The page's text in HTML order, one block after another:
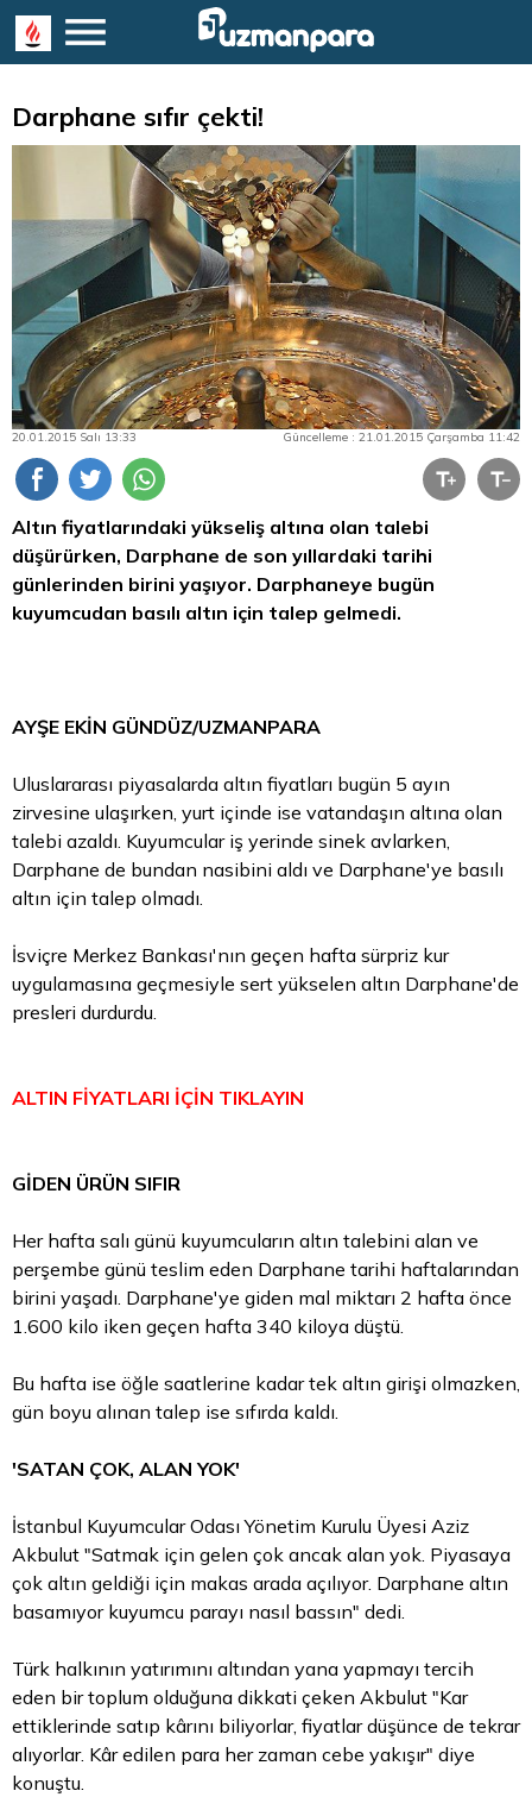
Darphane sıfır çekti!
20.01.2015 Salı 13:33 Güncelleme : 21.01.2015 Çarşamba 11:42
Altın fiyatlarındaki yükseliş altına olan talebi
düşürürken, Darphane de son yıllardaki tarihi
günlerinden birini yaşıyor. Darphaneye bugün
kuyumcudan basılı altın için talep gelmedi.
AYŞE EKİN GÜNDÜZ/UZMANPARA
Uluslararası piyasalarda altın fiyatları bugün 5 ayın
zirvesine ulaşırken, yurt içinde ise vatandaşın altına olan
talebi azaldı. Kuyumcular iş yerinde sinek avlarken,
Darphane de bundan nasibini aldı ve Darphane'ye basılı
altın için talep olmadı.
İsviçre Merkez Bankası'nın geçen hafta sürpriz kur
uygulamasına geçmesiyle sert yükselen altın Darphane'de
presleri durdurdu.
ALTIN FİYATLARI İÇİN TIKLAYIN
GİDEN ÜRÜN SIFIR
Her hafta salı günü kuyumcuların altın talebini alan ve
perşembe günü teslim eden Darphane tarihi haftalarından
birini yaşadı. Darphane'ye giden mal miktarı 2 hafta önce
1.600 kilo iken geçen hafta 340 kiloya düştü.
Bu hafta ise öğle saatlerine kadar tek altın girişi olmazken,
gün boyu alınan talep ise sıfırda kaldı.
'SATAN ÇOK, ALAN YOK'
İstanbul Kuyumcular Odası Yönetim Kurulu Üyesi Aziz
Akbulut "Satmak için gelen çok ancak alan yok. Piyasaya
çok altın geldiği için makas arada açılıyor. Darphane altın
basamıyor kuyumcu parayı nasıl bassın" dedi.
Türk halkının yatırımını altından yana yapmayı tercih
eden bir toplum olduğuna dikkati çeken Akbulut "Kar
ettiklerinde satıp kârını biliyorlar, fiyatlar düşünce de tekrar
alıyorlar. Kâr edilen para her zaman cebe yakışır" diye
konuştu.